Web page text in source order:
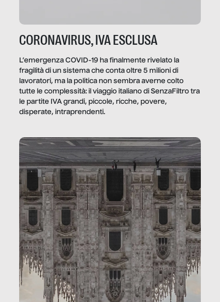
CORONAVIRUS, IVA ESCLUSA
L’emergenza COVID-19 ha finalmente rivelato la
fragilità di un sistema che conta oltre 5 milioni di
lavoratori, ma la politica non sembra averne colto
tutte le complessità: il viaggio italiano di SenzaFiltro tra
le partite IVA grandi, piccole, ricche, povere,
disperate, intraprendenti.